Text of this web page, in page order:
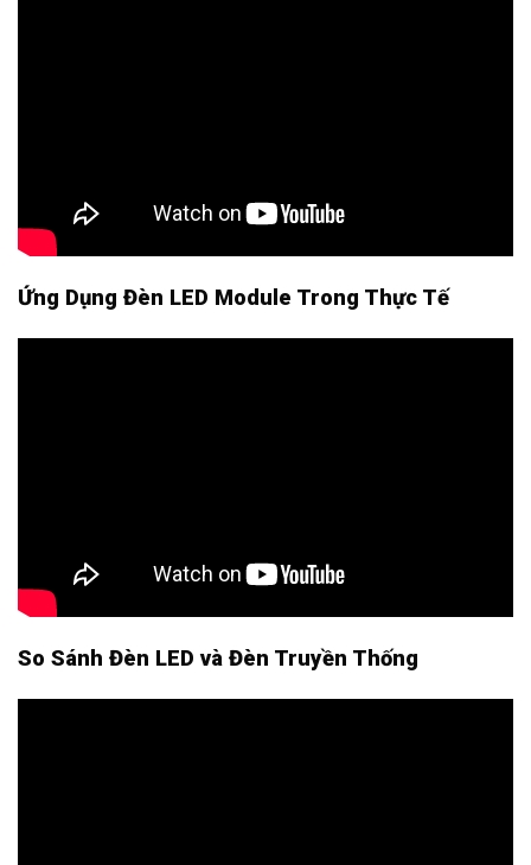
Ứng Dụng Đèn LED Module Trong Thực Tế
So Sánh Đèn LED và Đèn Truyền Thống